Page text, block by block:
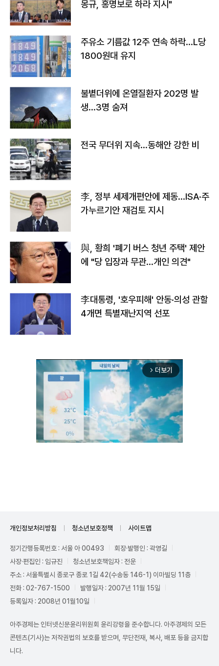
몽규, 홍명보로 하라 지시"
주유소 기름값 12주 연속 하락…L당
1800원대 유지
불볕더위에 온열질환자 202명 발
생…3명 숨져
전국 무더위 지속…동해안 강한 비
李, 정부 세제개편안에 제동…ISA·주
가누르기안 재검토 지시
與, 황희 '폐기 버스 청년 주택' 제안
에 "당 입장과 무관…개인 의견"
李대통령, '호우피해' 안동·의성 관할
4개면 특별재난지역 선포
arrow_forward_ios 더보기
개인정보처리방침 청소년보호정책 사이트맵
정기간행등록번호 : 서울 아 00493
회장·발행인 : 곽영길
사장·편집인 : 임규진
청소년보호책임자 : 전운
주소 : 서울특별시 종로구 종로 1길 42(수송동 146-1) 이마빌딩 11층
전화 : 02-767-1500
발행일자 : 2007년 11월 15일
등록일자 : 2008년 01월10일
아주경제는 인터넷신문윤리위원회 윤리강령을 준수합니다. 아주경제의 모든
콘텐츠(기사)는 저작권법의 보호를 받으며, 무단전재, 복사, 배포 등을 금지합
니다.